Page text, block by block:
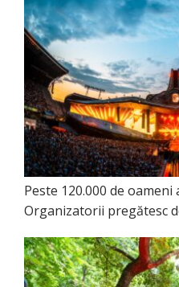
Peste 120.000 de oameni
Organizatorii pregătesc